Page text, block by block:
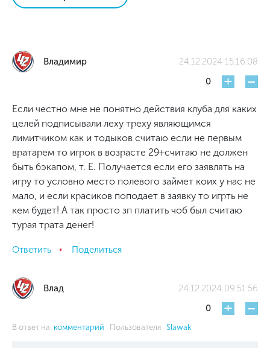
Владимир
24.12.2024 15:16:08
0
+ -
Если честно мне не понятно действия клуба для каких
целей подписывали леху треху являющимся
лимитчиком как и тодыков считаю если не первым
вратарем то игрок в возрасте 29+считаю не должен
быть бэкапом, т. Е. Получается если его заявлять на
игру то условно место полевого займет коих у нас не
мало, и если красиков поподает в заявку то игрть не
кем будет! А так просто зп платить чоб был считаю
турая трата денег!
Ответить Поделиться
Влад
24.12.2024 09:51:56
0
+ -
В ответ на комментарий Пользователя Slawak